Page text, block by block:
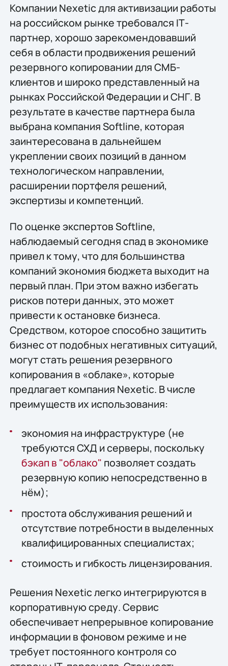
Компании Nexetic для активизации работы
на российском рынке требовался IТ-
партнер, хорошо зарекомендовавший
себя в области продвижения решений
резервного копировании для СМБ-
клиентов и широко представленный на
рынках Российской Федерации и СНГ. В
результате в качестве партнера была
выбрана компания Softline, которая
заинтересована в дальнейшем
укреплении своих позиций в данном
технологическом направлении,
расширении портфеля решений,
экспертизы и компетенций.
По оценке экспертов Softline,
наблюдаемый сегодня спад в экономике
привел к тому, что для большинства
компаний экономия бюджета выходит на
первый план. При этом важно избегать
рисков потери данных, это может
привести к остановке бизнеса.
Средством, которое способно защитить
бизнес от подобных негативных ситуаций,
могут стать решения резервного
копирования в «облаке», которые
предлагает компания Nexetic. В числе
преимуществ их использования:
экономия на инфраструктуре (не
требуются СХД и серверы, поскольку
бэкап в "облако" позволяет создать
резервную копию непосредственно в
нём);
простота обслуживания решений и
отсутствие потребности в выделенных
квалифицированных специалистах;
стоимость и гибкость лицензирования.
Решения Nexetic легко интегрируются в
корпоративную среду. Сервис
обеспечивает непрерывное копирование
информации в фоновом режиме и не
требует постоянного контроля со